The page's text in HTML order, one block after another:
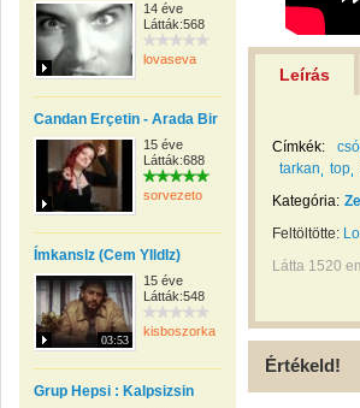
14 éve
Látták:568
lovaseva
Candan Erçetin - Arada Bir
15 éve
Látták:688
sorvezeto
ÍmkansIz (Cem YIldIz)
03:53
15 éve
Látták:548
kisboszorkany57
Grup Hepsi : Kalpsizsin
Leírás
Címkék:
tarkan
top
Kategória:
Feltöltötte:
Látta 1520
Értékeld!